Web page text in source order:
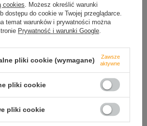
opinie
zakupem
Tak 0
cookies . Możesz określić warunki
dostępu do cookie w Twojej przeglądarce.
temat warunków i prywatności można
Prywatność i warunki Google
pliki cookie (wymagane)
Zawsze
aktywne
pliki cookie
pliki cookie